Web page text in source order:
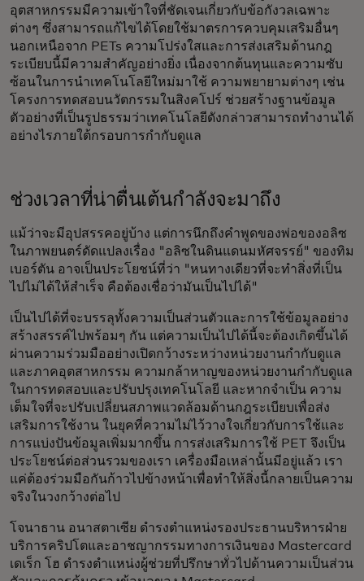
อุตสาหกรรมมีความเข้าใจที่ชัดเจนเกี่ยวกับข้อกังวลเฉพาะ
ต่างๆ ซึ่งสามารถแก้ไขได้โดยใช้มาตรการควบคุมเสริมอื่นๆ
นอกเหนือจาก PETs ความโปร่งใสและการส่งเสริมด้านกฎ
ระเบียบนี้มีความสำคัญอย่างยิ่ง เนื่องจากต้นทุนและความซับ
ซ้อนในการนำเทคโนโลยีใหม่มาใช้ ความพยายามต่างๆ เช่น
โครงการทดสอบนวัตกรรมในสิงคโปร์ ช่วยสร้างฐานข้อมูล
ตัวอย่างที่เป็นรูปธรรมว่าเทคโนโลยีดังกล่าวสามารถทำงานได้
อย่างไรภายใต้กรอบการกำกับดูแล
ช่วงเวลาที่น่าตื่นเต้นกำลังจะมาถึง
แม้ว่าจะมีอุปสรรคอยู่บ้าง แต่การนึกถึงคำพูดของพ่อของอลิซ
ในภาพยนตร์ดัดแปลงเรื่อง "อลิซในดินแดนมหัศจรรย์" ของทิม
เบอร์ตัน อาจเป็นประโยชน์ที่ว่า "หนทางเดียวที่จะทำสิ่งที่เป็น
ไปไม่ได้ให้สำเร็จ คือต้องเชื่อว่ามันเป็นไปได้"
เป็นไปได้ที่จะบรรลุทั้งความเป็นส่วนตัวและการใช้ข้อมูลอย่าง
สร้างสรรค์ไปพร้อมๆ กัน แต่ความเป็นไปได้นี้จะต้องเกิดขึ้นได้
ผ่านความร่วมมืออย่างเปิดกว้างระหว่างหน่วยงานกำกับดูแล
และภาคอุตสาหกรรม ความกล้าหาญของหน่วยงานกำกับดูแล
ในการทดสอบและปรับปรุงเทคโนโลยี และหากจำเป็น ความ
เต็มใจที่จะปรับเปลี่ยนสภาพแวดล้อมด้านกฎระเบียบเพื่อส่ง
เสริมการใช้งาน ในยุคที่ความไม่ไว้วางใจเกี่ยวกับการใช้และ
การแบ่งปันข้อมูลเพิ่มมากขึ้น การส่งเสริมการใช้ PET จึงเป็น
ประโยชน์ต่อส่วนรวมของเรา เครื่องมือเหล่านั้นมีอยู่แล้ว เรา
แค่ต้องร่วมมือกันก้าวไปข้างหน้าเพื่อทำให้สิ่งนี้กลายเป็นความ
จริงในวงกว้างต่อไป
โจนาธาน อนาสตาเซีย ดำรงตำแหน่งรองประธานบริหารฝ่าย
บริการคริปโตและอาชญากรรมทางการเงินของ Mastercard
เดเร็ก โฮ ดำรงตำแหน่งผู้ช่วยที่ปรึกษาทั่วไปด้านความเป็นส่วน